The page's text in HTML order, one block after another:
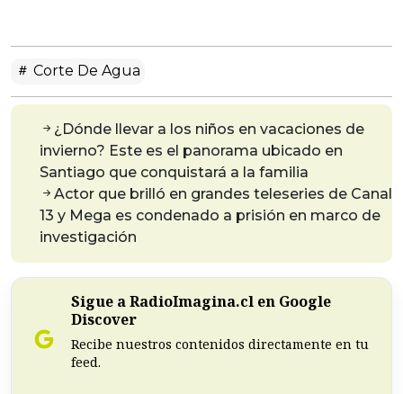
Corte De Agua
¿Dónde llevar a los niños en vacaciones de
invierno? Este es el panorama ubicado en
Santiago que conquistará a la familia
Actor que brilló en grandes teleseries de Canal
13 y Mega es condenado a prisión en marco de
investigación
Sigue a RadioImagina.cl en Google
Discover
Recibe nuestros contenidos directamente en tu
feed.